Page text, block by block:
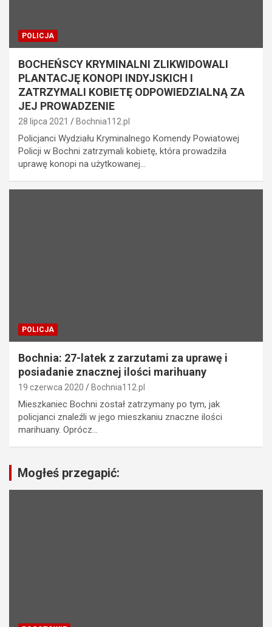
POLICJA
BOCHEŃSCY KRYMINALNI ZLIKWIDOWALI
PLANTACJĘ KONOPI INDYJSKICH I
ZATRZYMALI KOBIETĘ ODPOWIEDZIALNĄ ZA
JEJ PROWADZENIE
28 lipca 2021 Bochnia112.pl
Policjanci Wydziału Kryminalnego Komendy Powiatowej
Policji w Bochni zatrzymali kobietę, która prowadziła
uprawę konopi na użytkowanej…
POLICJA
Bochnia: 27-latek z zarzutami za uprawę i
posiadanie znacznej ilości marihuany
19 czerwca 2020 Bochnia112.pl
Mieszkaniec Bochni został zatrzymany po tym, jak
policjanci znaleźli w jego mieszkaniu znaczne ilości
marihuany. Oprócz…
Mogłeś przegapić: